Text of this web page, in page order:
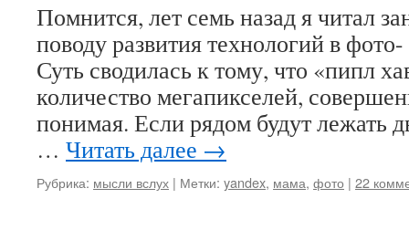
Помнится, лет семь назад я читал
поводу развития технологий в
Суть сводилась к тому, что «пипл
количество мегапикселей,
понимая. Если рядом будут лежать
… Читать далее →
Рубрика: мысли вслух | Метки: yandex, мама, фото | 22